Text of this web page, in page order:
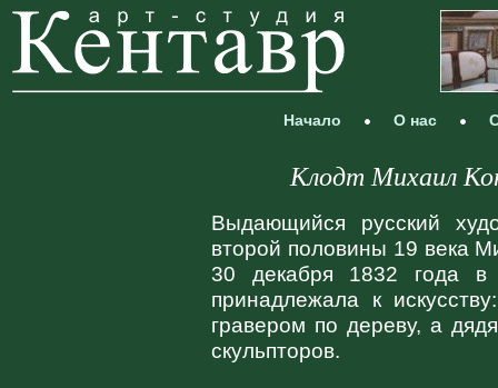
Начало О нас
Клодт Михаил
Выдающийся русский
второй половины 19 века
30 декабря 1832 года в
принадлежала к
гравером по дереву, а
скульпторов.